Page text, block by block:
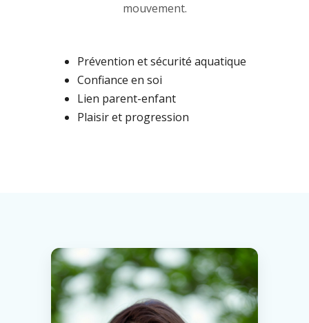
mouvement.
Prévention et sécurité aquatique
Confiance en soi
Lien parent-enfant
Plaisir et progression